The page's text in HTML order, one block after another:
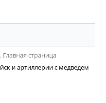
страница
и артиллерии с медведем